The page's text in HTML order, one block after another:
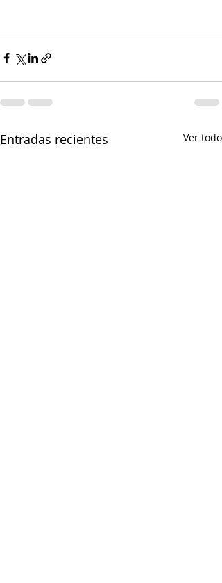
Entradas recientes Ver todo